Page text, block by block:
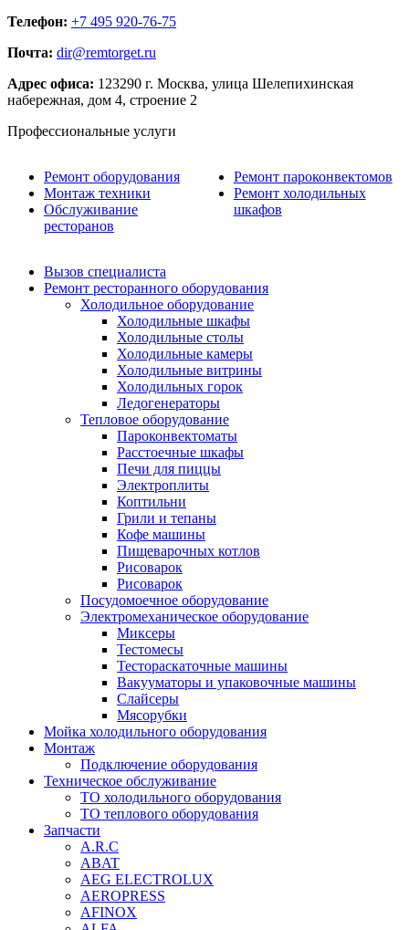
Телефон: +7 495 920-76-75
Почта: dir@remtorget.ru
Адрес офиса: 123290 г. Москва, улица Шелепихинская
набережная, дом 4, строение 2
Профессиональные услуги
Ремонт оборудования
Монтаж техники
Обслуживание
ресторанов
Ремонт пароконвектомов
Ремонт холодильных
шкафов
Вызов специалиста
Ремонт ресторанного оборудования
Холодильное оборудование
Холодильные шкафы
Холодильные столы
Холодильные камеры
Холодильные витрины
Холодильных горок
Ледогенераторы
Тепловое оборудование
Пароконвектоматы
Расстоечные шкафы
Печи для пиццы
Электроплиты
Коптильни
Грили и тепаны
Кофе машины
Пищеварочных котлов
Рисоварок
Рисоварок
Посудомоечное оборудование
Электромеханическое оборудование
Миксеры
Тестомесы
Тестораскаточные машины
Вакууматоры и упаковочные машины
Слайсеры
Мясорубки
Мойка холодильного оборудования
Монтаж
Подключение оборудования
Техническое обслуживание
ТО холодильного оборудования
ТО теплового оборудования
Запчасти
A.R.C
ABAT
AEG ELECTROLUX
AEROPRESS
AFINOX